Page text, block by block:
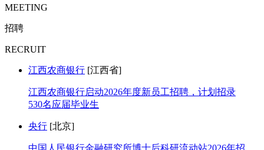
MEETING
招聘
RECRUIT
江西农商银行 [江西省]
江西农商银行启动2026年度新员工招聘，计划招录
530名应届毕业生
央行 [北京]
中国人民银行金融研究所博士后科研流动站2026年招